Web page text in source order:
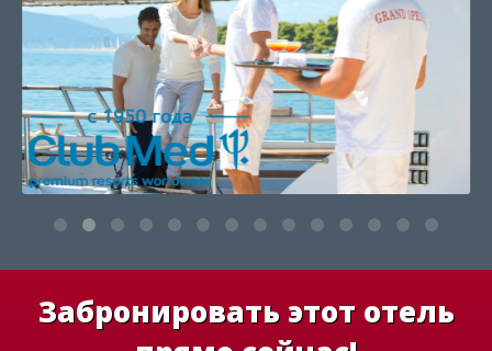
Забронировать этот отель